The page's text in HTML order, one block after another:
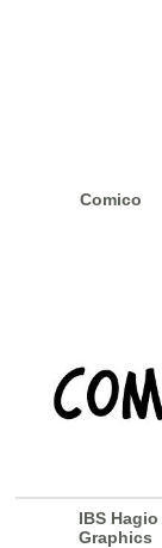
Comico
IBS Hagio
Graphics